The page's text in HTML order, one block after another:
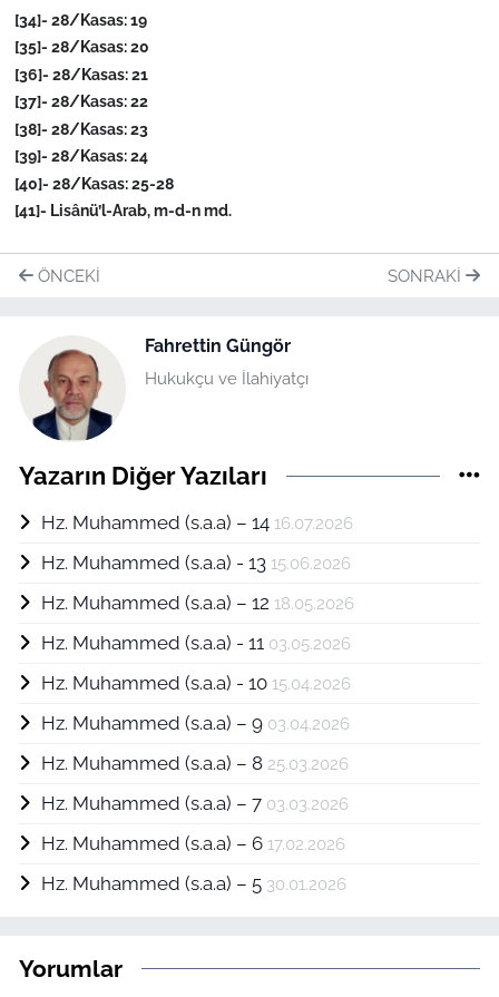
[34]- 28/Kasas: 19
[35]- 28/Kasas: 20
[36]- 28/Kasas: 21
[37]- 28/Kasas: 22
[38]- 28/Kasas: 23
[39]- 28/Kasas: 24
[40]- 28/Kasas: 25-28
[41]- Lisânü’l-Arab, m-d-n md.
ÖNCEKI SONRAKI
Fahrettin Güngör
Hukukçu ve İlahiyatçı
Yazarın Diğer Yazıları
Hz. Muhammed (s.a.a) – 14 16.07.2026
Hz. Muhammed (s.a.a) - 13 15.06.2026
Hz. Muhammed (s.a.a) – 12 18.05.2026
Hz. Muhammed (s.a.a) - 11 03.05.2026
Hz. Muhammed (s.a.a) - 10 15.04.2026
Hz. Muhammed (s.a.a) – 9 03.04.2026
Hz. Muhammed (s.a.a) – 8 25.03.2026
Hz. Muhammed (s.a.a) – 7 03.03.2026
Hz. Muhammed (s.a.a) – 6 17.02.2026
Hz. Muhammed (s.a.a) – 5 30.01.2026
Yorumlar